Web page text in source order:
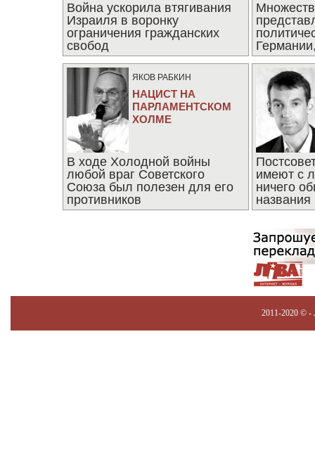
Война ускорила втягивания
Израиля в воронку
ограничения гражданских
свобод
ЯКОВ РАБКИН
НАЦИСТ НА
ПАРЛАМЕНТСКОМ
ХОЛМЕ
В ходе Холодной войны
любой враг Советского
Союза был полезен для его
противников
имеют с
ничего
названия
2011-2020 © -